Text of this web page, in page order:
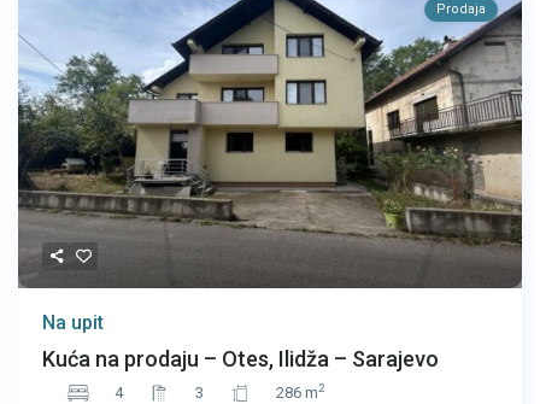
Prodaja
Na upit
Kuća na prodaju – Otes, Ilidža – Sarajevo
4 3 286 m2